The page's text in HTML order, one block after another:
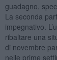
guadagno,
La seconda
impegnativo.
ribaltare una
di novembre
nelle prime